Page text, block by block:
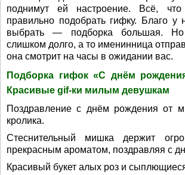
поднимут ей настроение. Всё,
правильно подобрать гифку. Благо у
выбрать — подборка большая.
слишком долго, а то именинница
она смотрит на часы в ожидании вас.
Подборка гифок «С днём
Красивые gif-ки милым девушкам
Поздравление с днём рождения от
кролика.
Стеснительный мишка держит
прекрасным ароматом, поздравляя с
Красивый букет алых роз и